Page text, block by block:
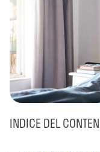
INDICE DEL